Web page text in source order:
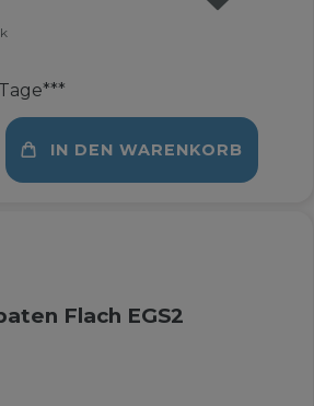
IN DEN WARENKORB
Flach EGS2